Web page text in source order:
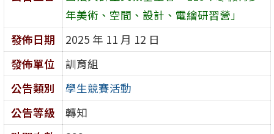
年美術、空間、設計、電繪研習營」
發佈日期
2025 年 11 月 12 日
發佈單位
訓育組
公告類別
學生競賽活動
公告等級
轉知